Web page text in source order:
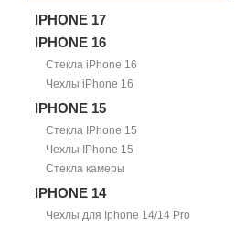
IPHONE 17
IPHONE 16
Стекла iPhone 16
Чехлы iPhone 16
IPHONE 15
Стекла IPhone 15
Чехлы IPhone 15
Стекла камеры
IPHONE 14
Чехлы для Iphone 14/14 Pro